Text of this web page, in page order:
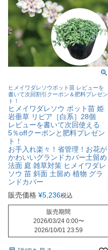
ヒメイワダレソウポット苗 レビューを
書いて次回割引クーポン＆肥料プレゼン
ト！
ヒメイワダレソウ ポット苗 姫
岩垂草 リピア［白系］28個
レビューを書いて次回使える
5％offクーポンと肥料プレゼン
ト！
お手入れ楽々！省管理！お花が
かわいいグランドカバー土留め
法面 庭 雑草対策 ヒメイワダレ
ソウ 苗 斜面 土留め 植物 グラ
ンドカバー
販売価格 ¥5,236税込
販売期間
2026/03/24 0:00〜
2026/10/01 23:59